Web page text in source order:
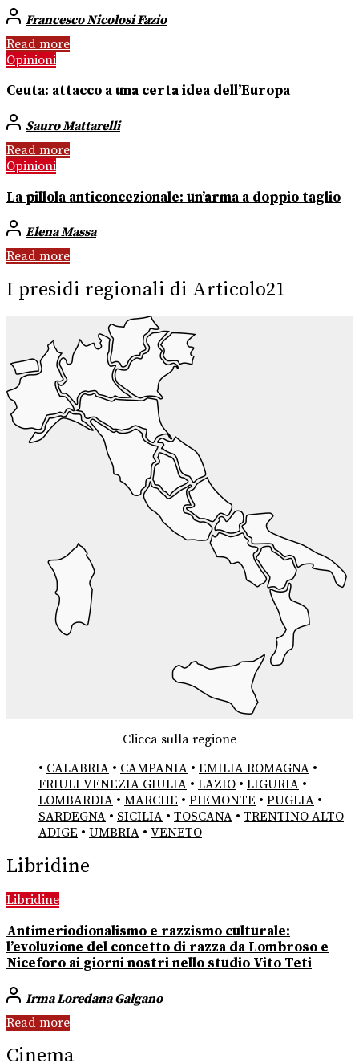
Francesco Nicolosi Fazio
Read more
Opinioni
Ceuta: attacco a una certa idea dell’Europa
Sauro Mattarelli
Read more
Opinioni
La pillola anticoncezionale: un’arma a doppio taglio
Elena Massa
Read more
I presidi regionali di Articolo21
Clicca sulla regione
• CALABRIA • CAMPANIA • EMILIA ROMAGNA •
FRIULI VENEZIA GIULIA • LAZIO • LIGURIA •
LOMBARDIA • MARCHE • PIEMONTE • PUGLIA •
SARDEGNA • SICILIA • TOSCANA • TRENTINO ALTO
ADIGE • UMBRIA • VENETO
Libridine
Libridine
Antimeriodionalismo e razzismo culturale:
l’evoluzione del concetto di razza da Lombroso e
Niceforo ai giorni nostri nello studio Vito Teti
Irma Loredana Galgano
Read more
Cinema